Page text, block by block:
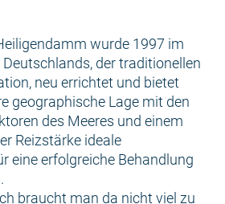
wurde 1997 im
der traditionellen
neu errichtet und bietet
geographische Lage mit den
des Meeres und einem
Reizstärke ideale
eine erfolgreiche Behandlung
braucht man da nicht viel zu